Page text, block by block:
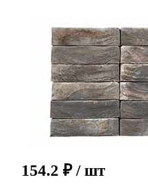
154.2 ₽ / шт